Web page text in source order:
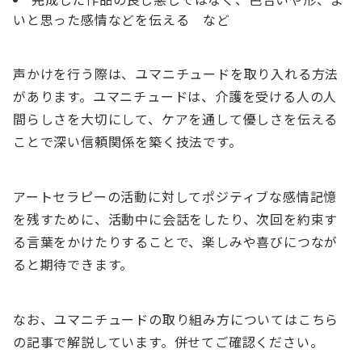
いと思った感情などを伝える など
声かけを行う際は、ユマニチュードを取り入れる方法
があります。ユマニチュードは、介護を受ける人の人
間らしさを大切にして、ケアを通して優しさを伝える
ことで深い信頼関係を築く技法です。
アートセラピーの活動に対してポジティブな感情記憶
を残すために、活動中に会話をしたり、次回を約束す
る言葉をかけたりすることで、楽しみや喜びにつなが
ると期待できます。
なお、ユマニチュードの取り組み方についてはこちら
の記事で解説しています。併せてご確認ください。